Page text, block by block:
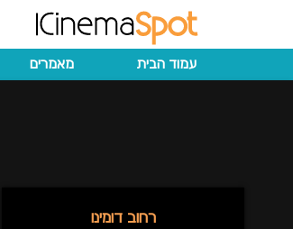
עמוד הבית מאמרים
רחוב דומינו